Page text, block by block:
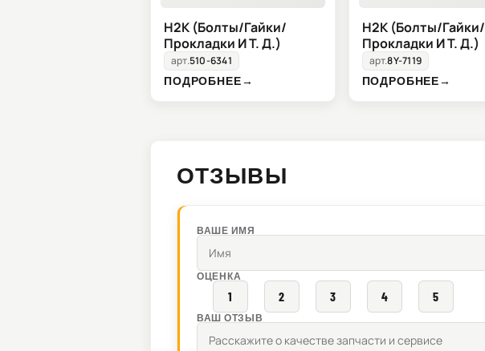
H2K (Болты/Гайки/
Прокладки И Т. Д.)
арт.510-6341
ПОДРОБНЕЕ→
H2K (Болты/Гайки/
Прокладки И Т. Д.)
арт.8Y-7119
ПОДРОБНЕЕ→
ОТЗЫВЫ
ВАШЕ ИМЯ
ОЦЕНКА
1 2 3 4 5
ВАШ ОТЗЫВ